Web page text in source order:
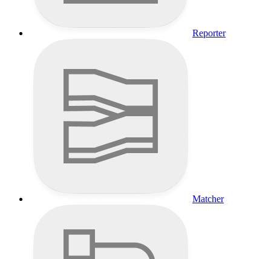
Reporter
Matcher